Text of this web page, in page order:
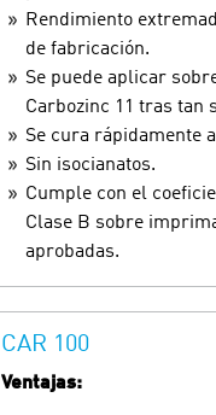
Rendimiento
de fabricación.
Se puede aplicar
Carbozinc 11 tras tan
Se cura rápidamente
Sin isocianatos.
Cumple con el
Clase B sobre
aprobadas.
CAR 100
Ventajas: